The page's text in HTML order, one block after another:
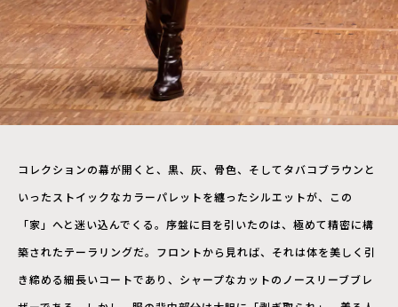
コレクションの幕が開くと、黒、灰、骨色、そしてタバコブラウンと
いったストイックなカラーパレットを纏ったシルエットが、この
「家」へと迷い込んでくる。序盤に目を引いたのは、極めて精密に構
築されたテーラリングだ。フロントから見れば、それは体を美しく引
き締める細長いコートであり、シャープなカットのノースリーブブレ